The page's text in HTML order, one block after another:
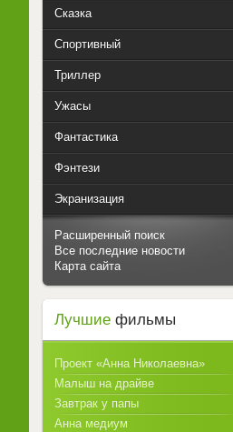
Сказка
Спортивный
Триллер
Ужасы
Фантастика
Фэнтези
Экранизация
Расширенный поиск
Все последние новости
Карта сайта
Лучшие фильмы
Проект «Анна Николаевна»
Малыш на драйве
Завтрак у папы
Анна медиум